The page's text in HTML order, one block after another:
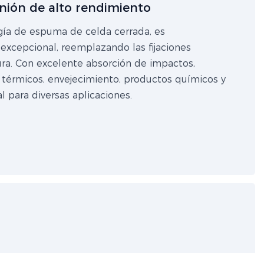
de alto rendimiento
de espuma de celda cerrada, es
reemplazando las fijaciones
Con excelente absorción de impactos,
envejecimiento, productos químicos y
para diversas aplicaciones.